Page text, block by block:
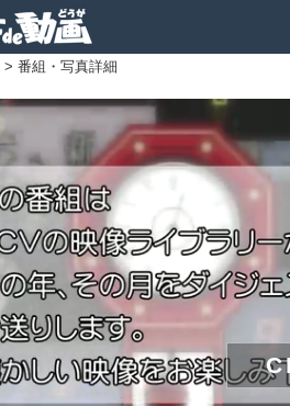
> 番組・写真詳細